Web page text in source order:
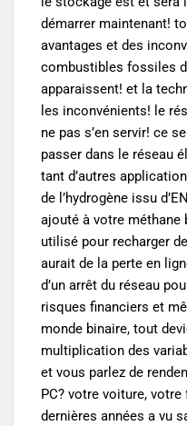
démarrer maintenant!
avantages et des
combustibles fossiles
apparaissent! et la
les inconvénients! le
ne pas s’en servir! ce
passer dans le réseau
tant d’autres
de l’hydrogène issu
ajouté à votre méthane
utilisé pour recharger
aurait de la perte en
d’un arrêt du réseau
risques financiers et
monde binaire, tout
multiplication des
et vous parlez de
PC? votre voiture,
dernières années a vu